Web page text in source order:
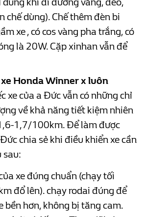
chế dùng). Chế thêm đèn bi
xe , có cos vàng pha trắng, có
là 20W. Cặp xinhan vẫn để
Honda Winner x luôn
xe của a Đức vẫn có những chỉ
về khả năng tiết kiệm nhiên
1,7/100km. Để làm được
chia sẻ khi điều khiển xe cần
sau:
xe đúng chuẩn (chạy tối
đổ lên). chạy rodai đúng để
bền hơn, không bị tăng cam.